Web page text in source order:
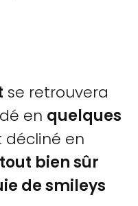
se retrouvera
en quelques
décliné en
bien sûr
de smileys